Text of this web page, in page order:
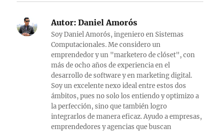
Autor: Daniel Amorós
Soy Daniel Amorós, ingeniero en Sistemas
Computacionales. Me considero un
emprendedor y un "marketero de clóset", con
más de ocho años de experiencia en el
desarrollo de software y en marketing digital.
Soy un excelente nexo ideal entre estos dos
ámbitos, pues no solo los entiendo y optimizo a
la perfección, sino que también logro
integrarlos de manera eficaz. Ayudo a empresas,
emprendedores y agencias que buscan